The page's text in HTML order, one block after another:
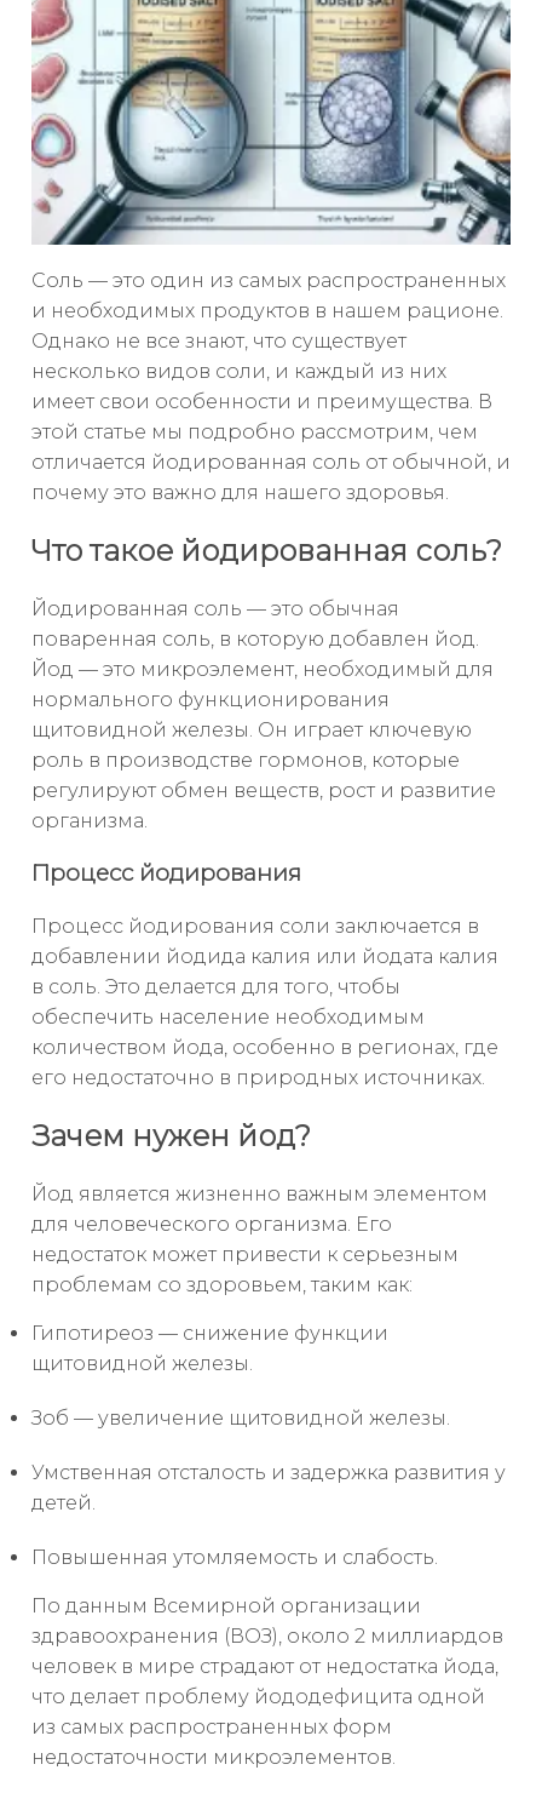
Соль — это один из самых распространенных
и необходимых продуктов в нашем рационе.
Однако не все знают, что существует
несколько видов соли, и каждый из них
имеет свои особенности и преимущества. В
этой статье мы подробно рассмотрим, чем
отличается йодированная соль от обычной, и
почему это важно для нашего здоровья.
Что такое йодированная соль?
Йодированная соль — это обычная
поваренная соль, в которую добавлен йод.
Йод — это микроэлемент, необходимый для
нормального функционирования
щитовидной железы. Он играет ключевую
роль в производстве гормонов, которые
регулируют обмен веществ, рост и развитие
организма.
Процесс йодирования
Процесс йодирования соли заключается в
добавлении йодида калия или йодата калия
в соль. Это делается для того, чтобы
обеспечить население необходимым
количеством йода, особенно в регионах, где
его недостаточно в природных источниках.
Зачем нужен йод?
Йод является жизненно важным элементом
для человеческого организма. Его
недостаток может привести к серьезным
проблемам со здоровьем, таким как:
Гипотиреоз — снижение функции
щитовидной железы.
Зоб — увеличение щитовидной железы.
Умственная отсталость и задержка развития у
детей.
Повышенная утомляемость и слабость.
По данным Всемирной организации
здравоохранения (ВОЗ), около 2 миллиардов
человек в мире страдают от недостатка йода,
что делает проблему йододефицита одной
из самых распространенных форм
недостаточности микроэлементов.